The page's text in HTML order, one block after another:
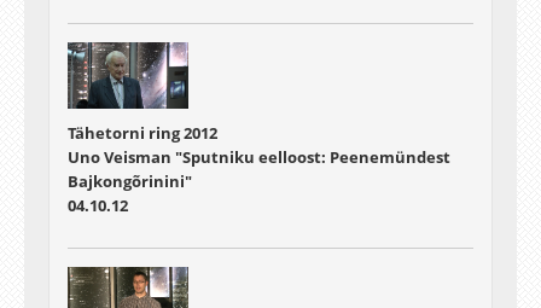
Tähetorni ring 2012
Uno Veisman "Sputniku eelloost: Peenemündest
Bajkongõrinini"
04.10.12